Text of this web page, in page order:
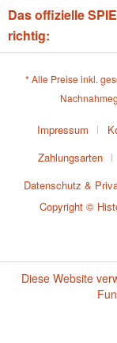
Das offizielle
richtig:
* Alle Preise inkl.
Impressum
Zahlungsarten
Datenschutz &
Copyright ©
Diese Website